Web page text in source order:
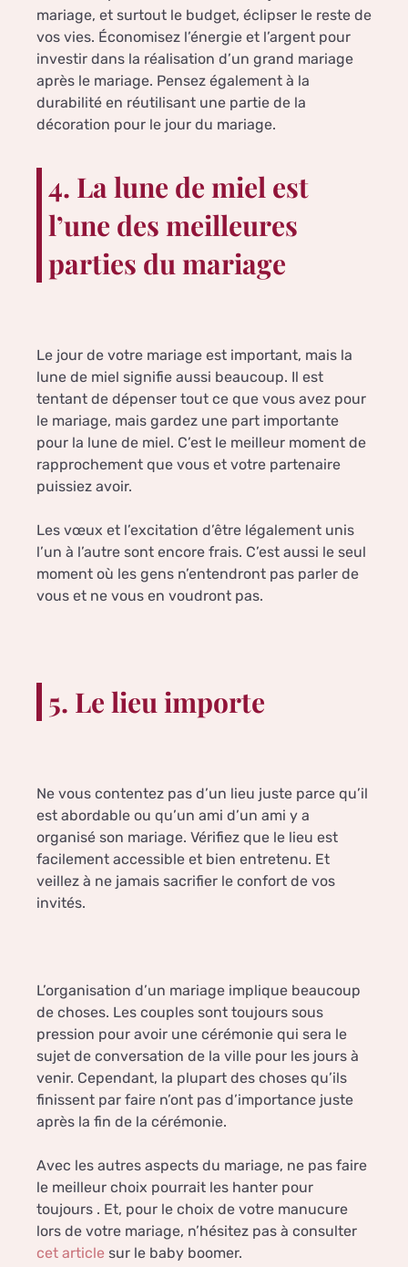
mariage, et surtout le budget, éclipser le reste de
vos vies. Économisez l’énergie et l’argent pour
investir dans la réalisation d’un grand mariage
après le mariage. Pensez également à la
durabilité en réutilisant une partie de la
décoration pour le jour du mariage.
4. La lune de miel est
l’une des meilleures
parties du mariage
Le jour de votre mariage est important, mais la
lune de miel signifie aussi beaucoup. Il est
tentant de dépenser tout ce que vous avez pour
le mariage, mais gardez une part importante
pour la lune de miel. C’est le meilleur moment de
rapprochement que vous et votre partenaire
puissiez avoir.
Les vœux et l’excitation d’être légalement unis
l’un à l’autre sont encore frais. C’est aussi le seul
moment où les gens n’entendront pas parler de
vous et ne vous en voudront pas.
5. Le lieu importe
Ne vous contentez pas d’un lieu juste parce qu’il
est abordable ou qu’un ami d’un ami y a
organisé son mariage. Vérifiez que le lieu est
facilement accessible et bien entretenu. Et
veillez à ne jamais sacrifier le confort de vos
invités.
L’organisation d’un mariage implique beaucoup
de choses. Les couples sont toujours sous
pression pour avoir une cérémonie qui sera le
sujet de conversation de la ville pour les jours à
venir. Cependant, la plupart des choses qu’ils
finissent par faire n’ont pas d’importance juste
après la fin de la cérémonie.
Avec les autres aspects du mariage, ne pas faire
le meilleur choix pourrait les hanter pour
toujours . Et, pour le choix de votre manucure
lors de votre mariage, n’hésitez pas à consulter
cet article sur le baby boomer.